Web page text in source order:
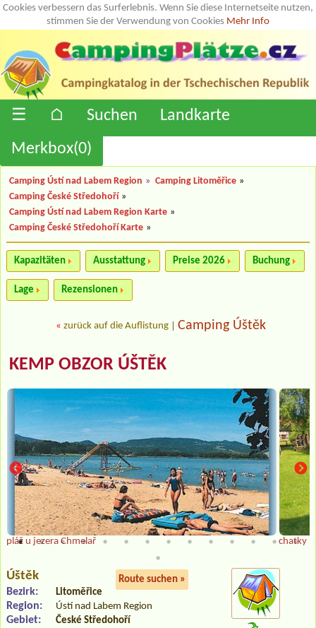
Cookies verbessern das Surferlebnis. Wenn Sie diese Internetseite nutzen,
stimmen Sie der Verwendung von Cookies Mehr Info
☰ ⌂ Suchen
Landkarte
Merkbox(0)
Camping Ústí nad Labem Region » Camping Litoměřice »
Camping České Středohoří »
Camping Ústí nad Labem Region Karte »
Camping České Středohoří Karte »
Kapazitäten Ausstattung Preise 2026 Buchung
Lage Rezensionen
« zurück auf die Auflistung Camping Úštěk
KEMP OBZOR ÚŠTĚK
pláž u jezera Chmelař chatky
Úštěk Route suchen »
Bezirk: Litoměřice
Region: Ústí nad Labem Region
Gebiet: České Středohoří